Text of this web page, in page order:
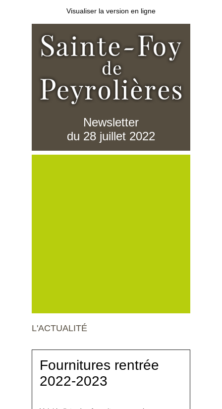
Visualiser la version en ligne
Newsletter
du 28 juillet 2022
L'ACTUALITÉ
Fournitures rentrée
2022-2023